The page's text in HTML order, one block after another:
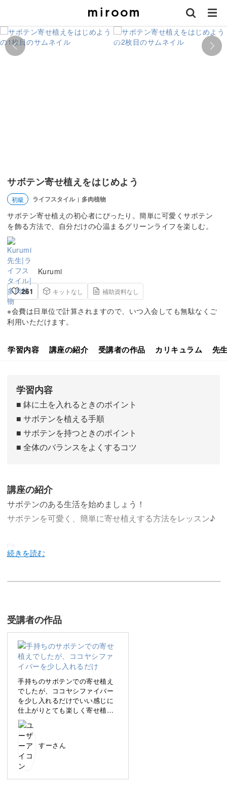
サボテン寄せ植えをはじめよう
初級 ライフスタイル | 多肉植物
サボテン寄せ植えの初心者にぴったり。簡単に可愛くサボテン
を飾る方法で、自分だけの心温まるグリーンライフを楽しむ。
Kurumi
261
キットなし 補助資料なし
※会費は日単位で計算されますので、いつ入会しても無駄なくご
利用いただけます。
学習内容 講座の紹介 受講者の作品 カリキュラム 先
学習内容
■ 鉢に土を入れるときのポイント
■ サボテンを植える手順
■ サボテンを持つときのポイント
■ 全体のバランスをよくするコツ
講座の紹介
サボテンのある生活を始めましょう！
サボテンを可愛く、簡単に寄せ植えする方法をレッスン♪
別レッスン「サボテン生活をはじめよう」で基本知識が学
べたら、次は寄せ植えにチャレンジしていきましょう。
サボテンの苗を植えるときのポイントやトゲがささらない
す。
サボテンを育てた経験が無い方にもわかりやすいように、
ご家庭で簡単にできる方法をお伝えしていきますよ。
具体的なポイントは、
受講者の作品
手持ちのサボテンでの寄せ植え
でしたが、ココヤシファイバー
を少し入れるだけでいい感じに
仕上がりとても楽しく寄せ植え
できました。また挑戦してみた
いです。ありがとうございまし
た。
すーさん